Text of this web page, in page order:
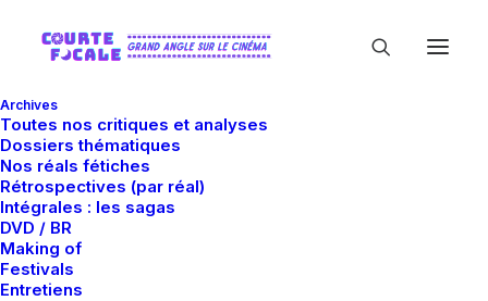
Archives
Toutes nos critiques et analyses
Dossiers thématiques
Nos réals fétiches
Rétrospectives (par réal)
Intégrales : les sagas
DVD / BR
Making of
Festivals
Entretiens